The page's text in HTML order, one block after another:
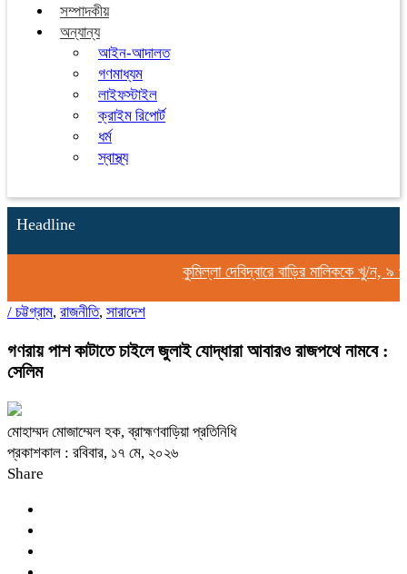
সম্পাদকীয়
অন্যান্য
আইন-আদালত
গণমাধ্যম
লাইফস্টাইল
ক্রাইম রিপোর্ট
ধর্ম
স্বাস্থ্য
Headline
কুমিল্লা দেবিদ্বারে বাড়ির মালিককে খু/ন, ৯
/ চট্টগ্রাম, রাজনীতি, সারাদেশ
গণরায় পাশ কাটাতে চাইলে জুলাই যোদ্ধারা আবারও রাজপথে নামবে :
সেলিম
মোহাম্মদ মোজাম্মেল হক, ব্রাহ্মণবাড়িয়া প্রতিনিধি
প্রকাশকাল : রবিবার, ১৭ মে, ২০২৬
Share